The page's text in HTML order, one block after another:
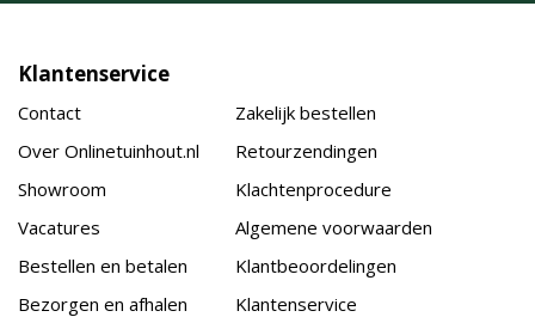
Klantenservice
Contact
Over Onlinetuinhout.nl
Showroom
Vacatures
Bestellen en betalen
Bezorgen en afhalen
Zakelijk bestellen
Retourzendingen
Klachtenprocedure
Algemene voorwaarden
Klantbeoordelingen
Klantenservice